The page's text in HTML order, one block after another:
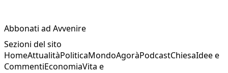
Abbonati ad Avvenire
Sezioni del sito
HomeAttualitàPoliticaMondoAgoràPodcastChiesaIdee e
CommentiEconomiaVita e